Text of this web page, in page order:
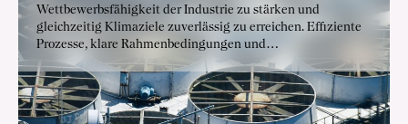
Wettbewerbsfähigkeit der Industrie zu stärken und
gleichzeitig Klimaziele zuverlässig zu erreichen. Effiziente
Prozesse, klare Rahmenbedingungen und
Planungssicherheit sind entscheidend, damit Unternehmen
investieren und ihre Transformation beschleunigen können.